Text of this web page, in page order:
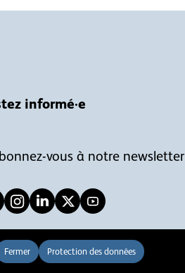
informé·e
vous à notre newsletter
Fermer Protection des données